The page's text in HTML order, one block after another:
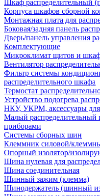
Шкаф распределительный
Корпуса шкафов сборной
Монтажная плата для
Боковая/задняя панель
Дверь/панель управления
Комплектующие
Микроклимат щитов и
Вентилятор
Фильтр системы
распределительного шкафа
Термостат
Устройство подогрева
НКУ, УКРМ, аксессуары
Малый распределительный
приборами
Системы сборных шин
Клеммник силовой/
Опорный изолятор/
Шина нулевая для
Шина соединительная
Шинный зажим (клемма)
Шинодержатель (шинный